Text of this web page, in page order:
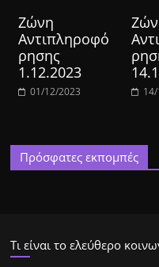
Ζώνη
Αντιπληροφό
ρησης
1.12.2023
01/12/2023
Πρόσφατες εκπομπές
Τι είναι το ελεύθερο